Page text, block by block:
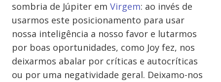
sombria de Júpiter em Virgem: ao invés de
usarmos este posicionamento para usar
nossa inteligência a nosso favor e lutarmos
por boas oportunidades, como Joy fez, nos
deixarmos abalar por críticas e autocríticas
ou por uma negatividade geral. Deixamo-nos